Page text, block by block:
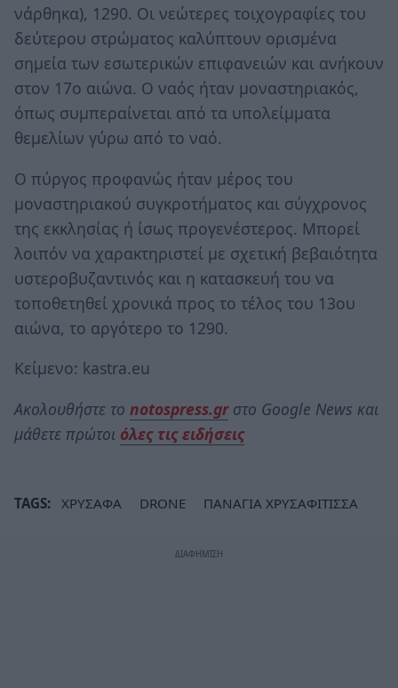
νάρθηκα), 1290. Οι νεώτερες τοιχογραφίες του
δεύτερου στρώματος καλύπτουν ορισμένα
σημεία των εσωτερικών επιφανειών και ανήκουν
στον 17ο αιώνα. Ο ναός ήταν μοναστηριακός,
όπως συμπεραίνεται από τα υπολείμματα
θεμελίων γύρω από το ναό.
Ο πύργος προφανώς ήταν μέρος του
μοναστηριακού συγκροτήματος και σύγχρονος
της εκκλησίας ή ίσως προγενέστερος. Μπορεί
λοιπόν να χαρακτηριστεί με σχετική βεβαιότητα
υστεροβυζαντινός και η κατασκευή του να
τοποθετηθεί χρονικά προς το τέλος του 13ου
αιώνα, το αργότερο το 1290.
Κείμενο: kastra.eu
Ακολουθήστε το notospress.grστο Google News και
μάθετε πρώτοι όλες τις ειδήσεις
TAGS: ΧΡΥΣΑΦΑ DRONE ΠΑΝΑΓΙΑ ΧΡΥΣΑΦΙΤΙΣΣΑ